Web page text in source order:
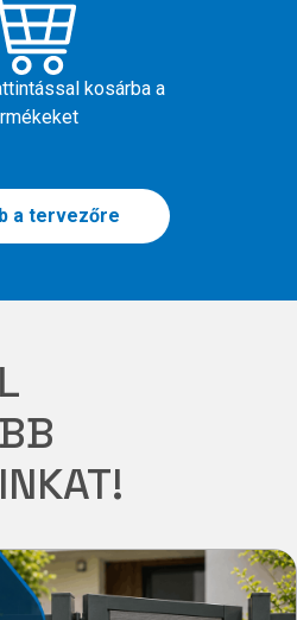
kosárba a
a tervezőre